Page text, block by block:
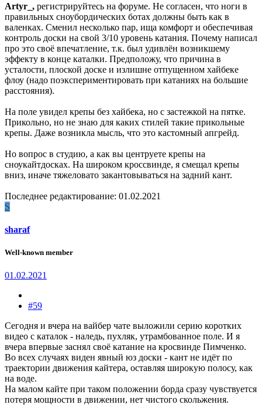
Artyr_, регистрируйтесь на форуме. Не согласен, что ноги в
правильных сноубордических ботах должны быть как в
валенках. Сменил несколько пар, ища комфорт и обеспечивая
контроль доски на свой 3/10 уровень катания. Почему написал
про это своё впечатление, т.к. был удивлён возникшему
эффекту в конце каталки. Предположу, что причина в
усталости, плоской доске и излишне отпущенном хайбеке
флоу (надо поэкспериментировать при катаниях на большие
расстояния).
На поле увидел крепы без хайбека, но с застежкой на пятке.
Прикольно, но не знаю для каких стилей такие прикольные
крепы. Даже возникла мысль, что это кастомный апгрейд.
Но вопрос в студию, а как вы центруете крепы на
сноукайтдосках. На широком кроссвинде, я смещал крепы
вниз, иначе тяжеловато закантовываться на задний кант.
Последнее редактирование: 01.02.2021
S
sharaf
Well-known member
01.02.2021
#59
Сегодня и вчера на вайбер чате выложили серию коротких
видео с каталок - наледь, пухляк, утрамбованное поле. И я
вчера впервые заснял своё катание на кросвинде Пимченко.
Во всех случаях виден явный юз доски - кант не идёт по
траектории движения кайтера, оставляя широкую полосу, как
на воде.
На малом кайте при таком положении борда сразу чувствуется
потеря мощности в движении, нет чистого скольжения.